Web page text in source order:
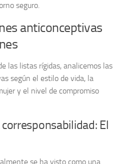
seguro.
anticonceptivas
las listas rígidas, analicemos las
según el estilo de vida, la
y el nivel de compromiso
El
se ha visto como una